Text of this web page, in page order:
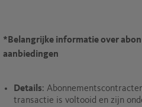
*Belangrijke informatie over
aanbiedingen
Details:
transactie is voltooid en zijn